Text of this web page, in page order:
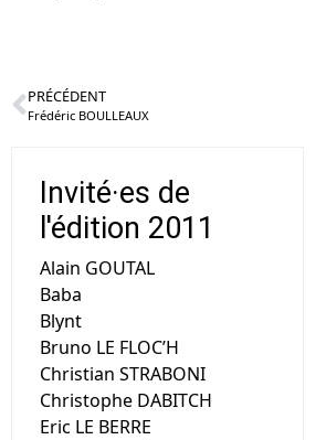
PRÉCÉDENT
Frédéric BOULLEAUX
Invité·es de
l'édition 2011
Alain GOUTAL
Baba
Blynt
Bruno LE FLOC’H
Christian STRABONI
Christophe DABITCH
Eric LE BERRE